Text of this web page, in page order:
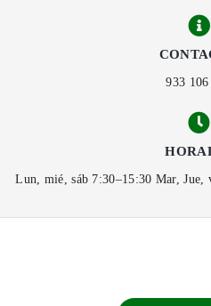
933 106
Lun, mié, sáb 7:30–15:30 Mar,